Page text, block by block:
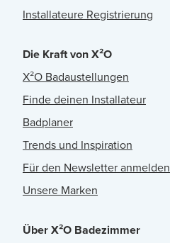
Installateure Registrierung
Die Kraft von X²O
X²O Badaustellungen
Finde deinen Installateur
Badplaner
Trends und Inspiration
Für den Newsletter anmelden
Unsere Marken
Über X²O Badezimmer